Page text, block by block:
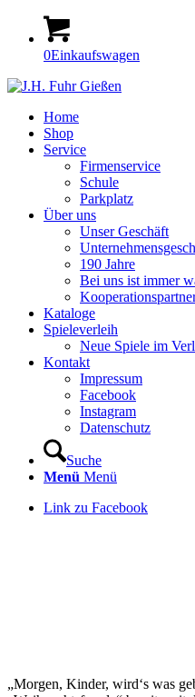
0Einkaufswagen
Home
Shop
Service
Firmenservice
Schule
Parkplatz
Über uns
Unser Geschäft
190 Jahre
Bei uns ist immer
Kataloge
Spieleverleih
Neue Spiele im
Kontakt
Impressum
Facebook
Instagram
Datenschutz
Suche
Menü Menü
Link zu Facebook
„Morgen, Kinder, wird‘s was